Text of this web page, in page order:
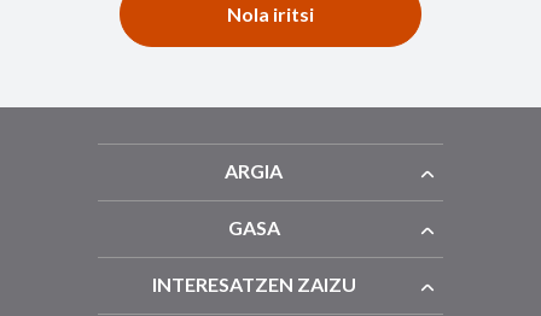
Nola iritsi
ARGIA
GASA
INTERESATZEN ZAIZU